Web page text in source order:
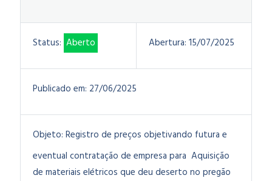
Status: Aberto Abertura: 15/07/2025
Publicado em: 27/06/2025
Objeto: Registro de preços objetivando futura e
eventual contratação de empresa para Aquisição
de materiais elétricos que deu deserto no pregão